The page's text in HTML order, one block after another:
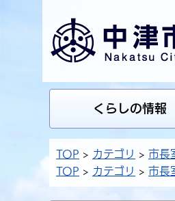
くらしの情報
TOP カテゴリ 市長
TOP
カテゴリ 市長